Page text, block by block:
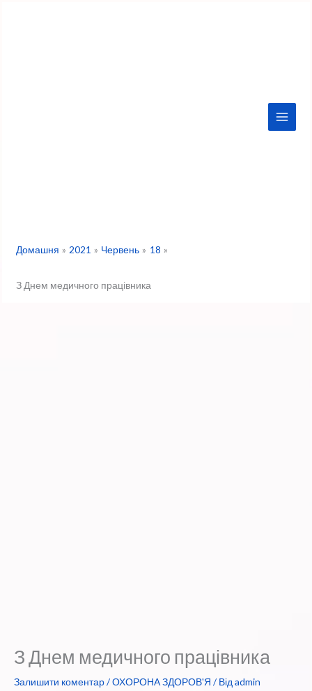
Домашня 2021 Червень 18
З Днем медичного працівника
З Днем медичного працівника
Залишити коментар/ОХОРОНА ЗДОРОВ'Я / Відadmin